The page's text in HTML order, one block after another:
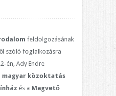
feldolgozásának
szóló foglalkozásra
én, Ady Endre
magyar közoktatás
és a Magvető